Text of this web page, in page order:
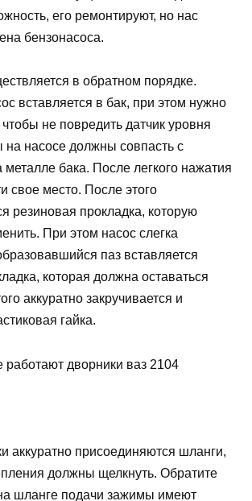
его ремонтируют, но нас
бензонасоса.
в обратном порядке.
вставляется в бак, при этом нужно
не повредить датчик уровня
на насосе должны совпасть с
металле бака. После легкого нажатия
свое место. После этого
резиновая прокладка, которую
При этом насос слегка
паз вставляется
которая должна оставаться
аккуратно закручивается и
гайка.
дворники ваз 2104
аккуратно присоединяются шланги,
должны щелкнуть. Обратите
шланге подачи зажимы имеют